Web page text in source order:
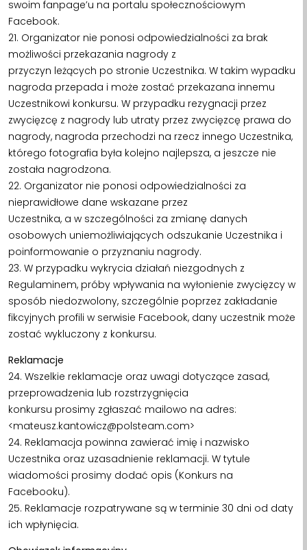
swoim fanpage’u na portalu społecznościowym
Facebook.
21. Organizator nie ponosi odpowiedzialności za brak
możliwości przekazania nagrody z
przyczyn leżących po stronie Uczestnika. W takim wypadku
nagroda przepada i może zostać przekazana innemu
Uczestnikowi konkursu. W przypadku rezygnacji przez
zwycięzcę z nagrody lub utraty przez zwycięzcę prawa do
nagrody, nagroda przechodzi na rzecz innego Uczestnika,
którego fotografia była kolejno najlepsza, a jeszcze nie
została nagrodzona.
22. Organizator nie ponosi odpowiedzialności za
nieprawidłowe dane wskazane przez
Uczestnika, a w szczególności za zmianę danych
osobowych uniemożliwiających odszukanie Uczestnika i
poinformowanie o przyznaniu nagrody.
23. W przypadku wykrycia działań niezgodnych z
Regulaminem, próby wpływania na wyłonienie zwycięzcy w
sposób niedozwolony, szczególnie poprzez zakładanie
fikcyjnych profili w serwisie Facebook, dany uczestnik może
zostać wykluczony z konkursu.
Reklamacje
24. Wszelkie reklamacje oraz uwagi dotyczące zasad,
przeprowadzenia lub rozstrzygnięcia
konkursu prosimy zgłaszać mailowo na adres:
<mateusz.kantowicz@polsteam.com>
24. Reklamacja powinna zawierać imię i nazwisko
Uczestnika oraz uzasadnienie reklamacji. W tytule
wiadomości prosimy dodać opis (Konkurs na
Facebooku).
25. Reklamacje rozpatrywane są w terminie 30 dni od daty
ich wpłynięcia.